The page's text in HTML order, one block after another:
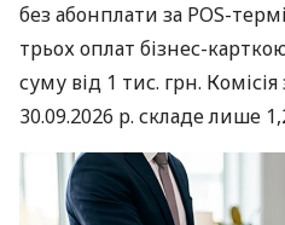
без абонплати за POS-
трьох оплат бізнес-
суму від 1 тис. грн.
30.09.2026 р. складе лише